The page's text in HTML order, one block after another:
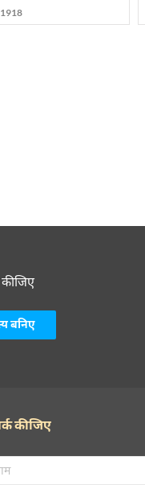
1918
कीजिए
कीजिए